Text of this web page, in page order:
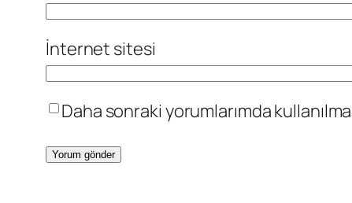
İnternet sitesi
Daha sonraki yorumlarımda